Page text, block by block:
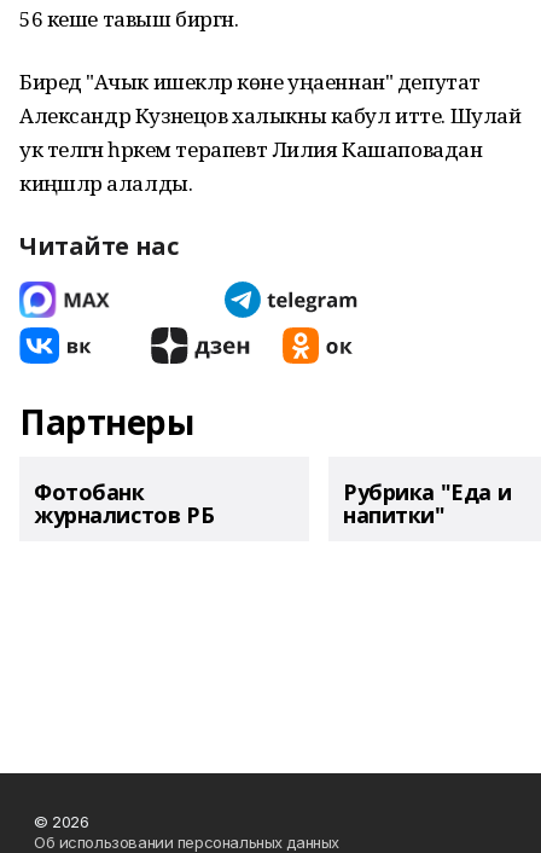
56 кеше тавыш биргән.
Биредә "Ачык ишекләр көне уңаеннан" депутат
Александр Кузнецов халыкны кабул итте. Шулай
ук теләгән һәркем терапевт Лилия Кашаповадан
киңәшләр алалды.
Читайте нас
Партнеры
Фотобанк
журналистов РБ
Рубрика "Еда и
напитки"
© 2026
Об использовании персональных данных